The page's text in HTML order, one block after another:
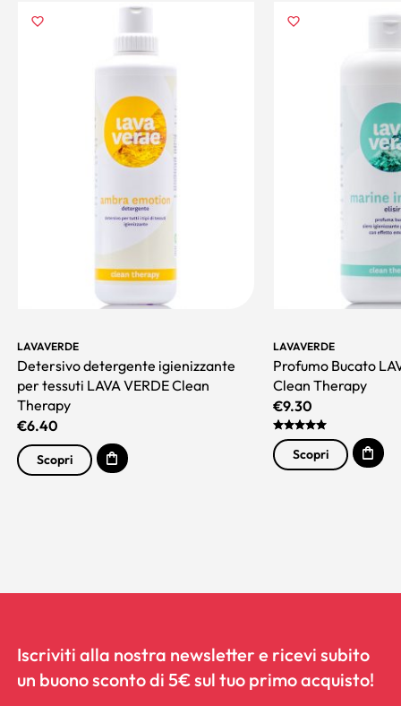
LAVAVERDE
Detersivo detergente igienizzante
per tessuti LAVA VERDE Clean
Therapy
€6.40
Scopri
LAVAVERDE
Profumo Bucato
Clean Therapy
€9.30
Scopri
Iscriviti alla nostra newsletter e ricevi subito
un buono sconto di 5€ sul tuo primo acquisto!